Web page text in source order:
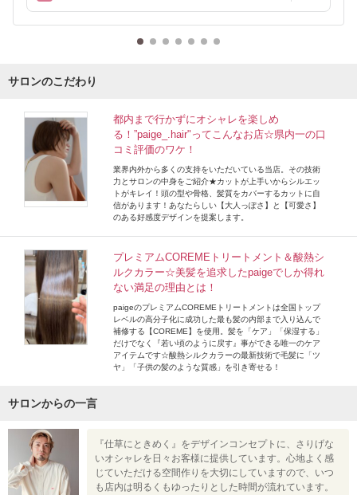
サロンのこだわり
都内まで行かずにオシャレを楽しめ
る！”paige_.hair"ってこんなお店☆県内一の口
コミ評価のワケ！
業界内外から多くの支持をいただいている当店。その技術
力とサロンの中身をご紹介★カットが上手いからシルエッ
トがキレイ！頭の型や骨格、髪質をカバーするカットに自
信があります！あなたらしい【大人っぽさ】と【可愛さ】
のある好感度デザインを提案します。
プレミアムCOREMEトリートメント＆酸熱シ
ルクカラー☆美髪を追求したpaigeでしか得れ
ない満足の理由とは！
paigeのプレミアムCOREMEトリートメントは全国トップ
レベルの高分子化に成功した最も髪の内部まで入り込んで
補修する【COREME】を使用。髪を「ケア」「保湿する」
だけでなく『若い頃のように戻す』事ができる唯一のケア
アイテムです☆酸熱シルクカラーの最新技術で毛髪に「ツ
ヤ」「子供の髪のような質感」を引き寄せる！
サロンからの一言
『仕草にときめく』をデザインコンセプトに、さりげな
いオシャレを日々お客様に提供しています。心地よく感
じていただける空間作りを大切にしていますので、いつ
も店内は明るくもゆったりとした時間が流れています。